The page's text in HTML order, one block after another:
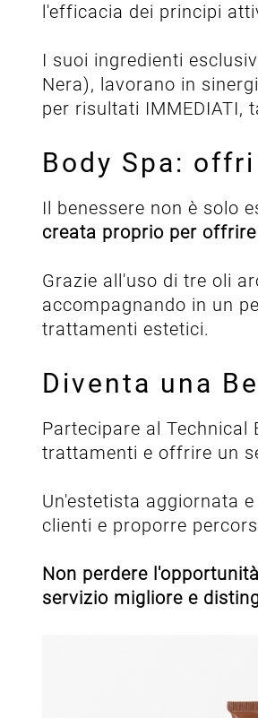
l'efficacia dei principi
I suoi ingredienti
Nera), lavorano in
per risultati IMMEDIATI,
Body Spa:
Il benessere non è solo
creata proprio per
Grazie all'uso di tre oli
accompagnando in un
trattamenti estetici.
Diventa una
Partecipare al
trattamenti e offrire un
Un'estetista aggiornata
clienti e proporre
Non perdere
servizio migliore e